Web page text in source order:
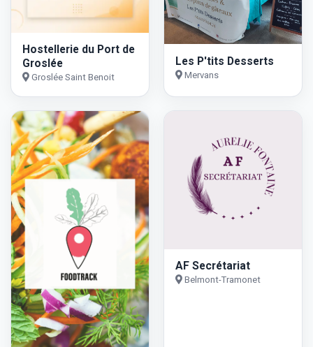
Hostellerie du Port de
Groslée
Groslée Saint Benoit
Les P'tits Desserts
Mervans
AF Secrétariat
Belmont-Tramonet